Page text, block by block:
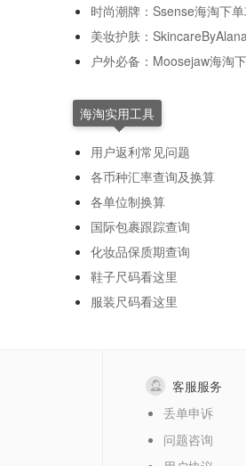
时尚潮牌：Ssense海淘下
美妆护肤：
户外必备：Moosejaw海淘
海淘实用工具
用户返利常见问题
各币种汇率查询及换算
各单位制换算
国际包裹跟踪查询
化妆品保质期查询
鞋子尺码看这里
服装尺码看这里
客服服务
丢单申诉
问题咨询